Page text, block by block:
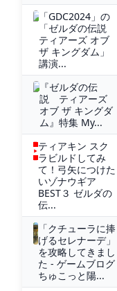
「GDC2024」の
「ゼルダの伝説
ティアーズ オブ
ザ キングダム」
講演...
『ゼルダの伝
説 ティアーズ
オブ ザ キングダ
ム』特集 My...
ティアキン スク
ラビルドしてみ
て！弓矢につけた
いゾナウギア
BEST３ ゼルダの
伝...
「クチューラに捧
げるセレナーデ」
を攻略してきまし
た - ゲームブログ
ちゅこっと陽...